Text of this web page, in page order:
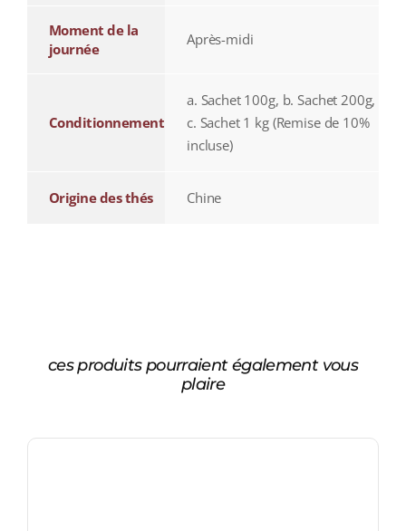
Moment de la
journée
Après-midi
Conditionnement
a. Sachet 100g, b. Sachet 200g,
c. Sachet 1 kg (Remise de 10%
incluse)
Origine des thés Chine
ces produits pourraient également vous
plaire